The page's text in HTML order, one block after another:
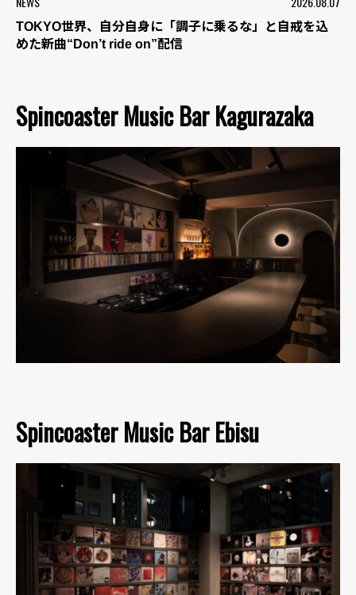
TOKYO世界、自分自身に「調子に乗るな」と自戒を込
めた新曲“Don’t ride on”配信
Spincoaster Music Bar Kagurazaka
Spincoaster Music Bar Ebisu